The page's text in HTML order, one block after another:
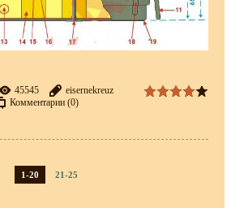
45545
eisernekreuz
Комментарии (0)
1-20 21-25